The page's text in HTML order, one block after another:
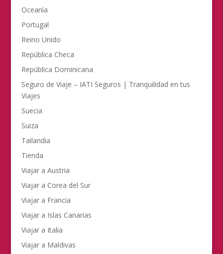
Oceanía
Portugal
Reino Unido
República Checa
República Dominicana
Seguro de Viaje – IATI Seguros | Tranquilidad en tus
Viajes
Suecia
Suiza
Tailandia
Tienda
Viajar a Austria
Viajar a Corea del Sur
Viajar a Francia
Viajar a Islas Canarias
Viajar a Italia
Viajar a Maldivas